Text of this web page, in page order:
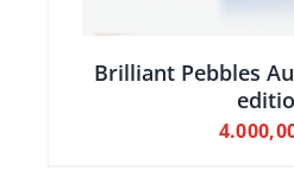
Brilliant Pebbles